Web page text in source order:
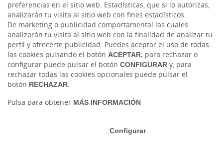
preferencias en el sitio web. Estadísticas, que si lo autorizas,
analizarán tu visita al sitio web con fines estadísticos.
De marketing o publicidad comportamental las cuales
analizarán tu visita al sitio web con la finalidad de analizar tu
perfil y ofrecerte publicidad. Puedes aceptar el uso de todas
las cookies pulsando el botón ACEPTAR, para rechazar o
configurar puede pulsar el botón CONFIGURAR y, para
rechazar todas las cookies opcionales puede pulsar el
botón RECHAZAR.
Pulsa para obtener MÁS INFORMACIÓN
Configurar
Facebook
Blog Caja Rural Jaén
Protección de datos